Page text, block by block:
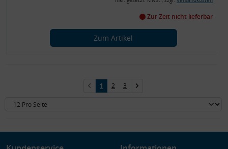
Zur Zeit nicht lieferbar
Zum Artikel
1 2 3